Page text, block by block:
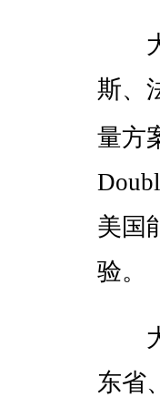
大
斯、
量方
美国
验。
大
东省